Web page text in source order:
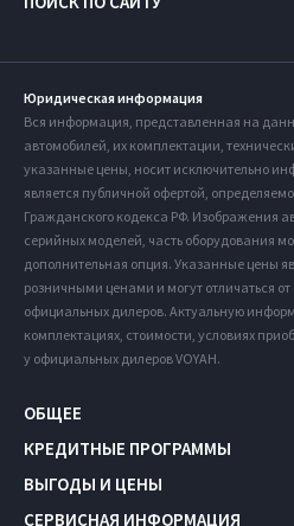
Юридическая информация
Вся информация, представленная на
автомобилей, их комплектации,
указанные цены, носит исключительно
является публичной офертой,
Гражданского кодекса РФ. Изображения
серийных моделей, часть оборудования
дополнительная опция. Указанные цены
розничными ценами и могут отличаться
официальных дилеров. Актуальную
комплектациях, стоимости, условиях
у официальных дилеров VOYAH.
ОБЩЕЕ
КРЕДИТНЫЕ ПРОГРАММЫ
ВЫГОДЫ И ЦЕНЫ
СЕРВИСНАЯ ИНФОРМАЦИЯ